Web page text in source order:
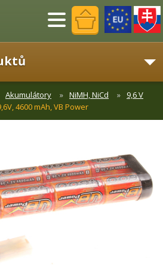
Menu
Akumulátory NiMH, NiCd
9,6 V
4600 mAh, VB Power